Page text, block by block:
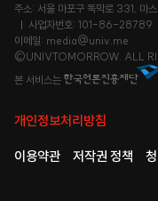
주소: 서울 마포구 독막로 331, 마
사업자번호: 101-86-28789
이메일: media@univ.me
©UNIVTOMORROW. ALL
본 서비스는
개인정보처리방침
이용약관 저작권 정책